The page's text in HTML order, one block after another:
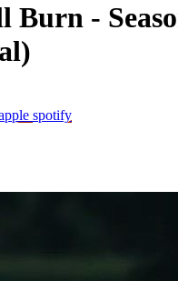
-
spotify